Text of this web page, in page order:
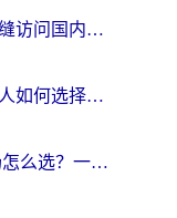
香港翻墙回内地：海外党无缝访问国内资源的加速器选择全攻略
迅游和回国好用吗？海外华人如何选择靠谱的回国加速器
海外党必看：Clash回国机场怎么选？一篇搞定无缝访问国内资源的全攻略